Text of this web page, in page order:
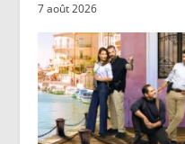
7 août 2026